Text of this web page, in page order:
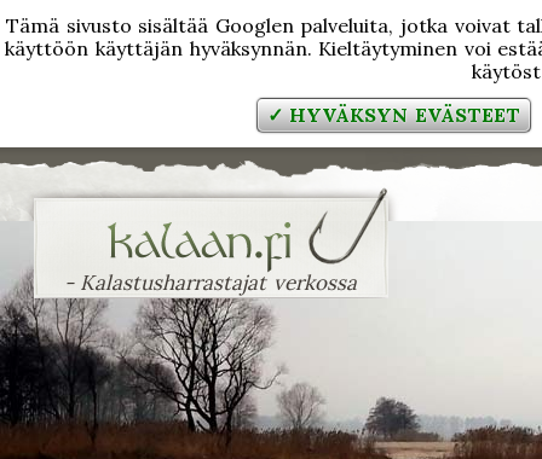
Tämä sivusto sisältää Googlen palveluita, jotka voivat
käyttöön käyttäjän hyväksynnän. Kieltäytyminen voi
✓ HYVÄKSYN EVÄSTEET
- Kalastusharrastajat verkossa